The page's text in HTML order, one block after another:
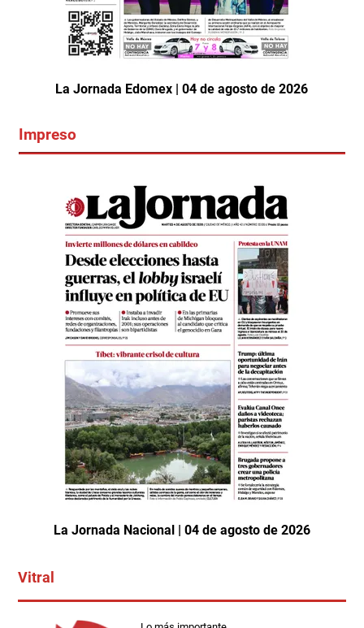
La Jornada Edomex | 04 de agosto de 2026
Impreso
La Jornada Nacional | 04 de agosto de 2026
Vitral